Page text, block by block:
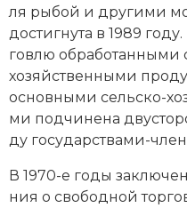
Северная Америка
Социально-
Специальные
СССР
Южная Америка
ля ры­бой и другими
дос­тиг­ну­та в 1989
гов­лю об­ра­бо­тан­ны­ми
хозяйственными
основными сельско-
ми под­чи­не­на
ду го­су­дар­ст­ва­ми-
В 1970-е годы
ния о сво­бод­ной